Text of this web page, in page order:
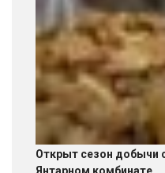
Открыт сезон добычи